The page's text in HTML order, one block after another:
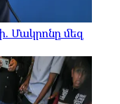
Մակրոնը մեզ